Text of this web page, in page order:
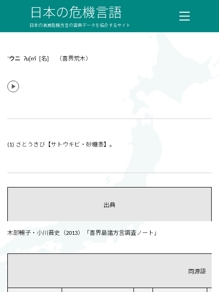
日本の危機言語
日本の消滅危機方言の音声データを紹介するサイト
‘ウニ ʔu[nʲi [名] （喜界荒木）
(1) さとうきび【サトウキビ・砂糖黍】。
出典
木部暢子・小川晋史（2013）「喜界島諸方言調査ノート」
同源語